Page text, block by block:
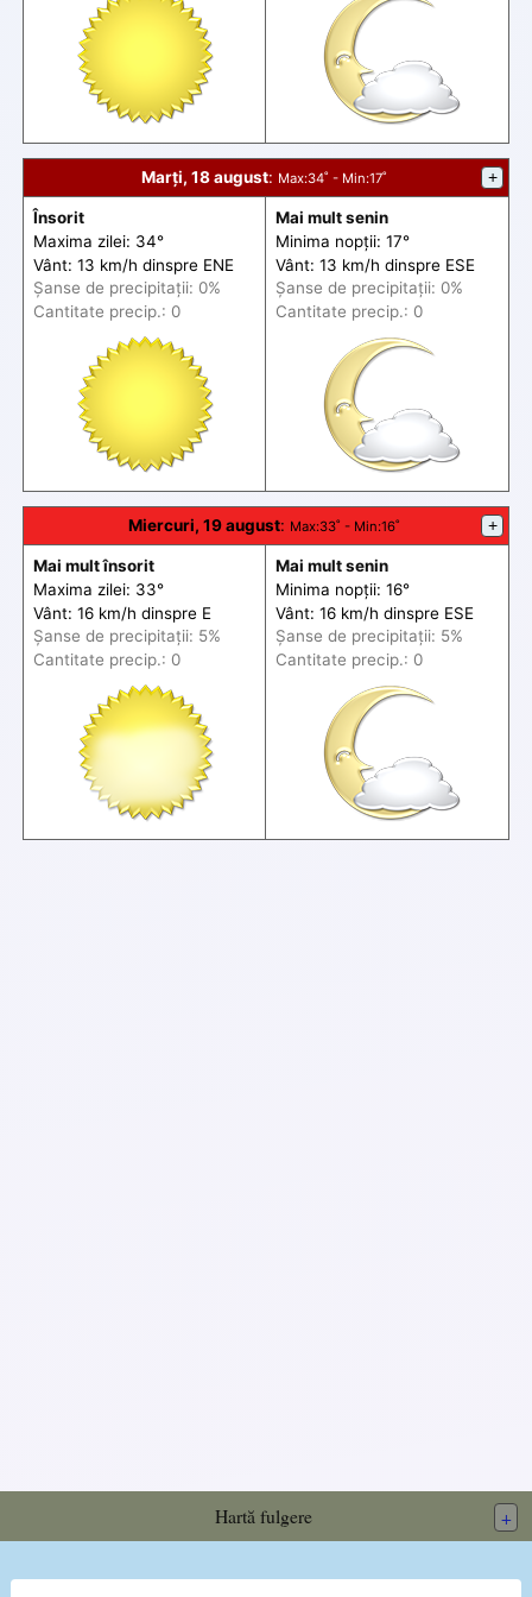
Marți, 18 august: Max:34˚ - Min:17˚ +
Însorit
Maxima zilei: 34°
Vânt: 13 km/h dinspre ENE
Șanse de precipitații: 0%
Cantitate precip.: 0
Mai mult senin
Minima nopții: 17°
Vânt: 13 km/h dinspre ESE
Șanse de precipitații: 0%
Cantitate precip.: 0
Miercuri, 19 august: Max:33˚ - Min:16˚ +
Mai mult însorit
Maxima zilei: 33°
Vânt: 16 km/h dinspre E
Șanse de precipitații: 5%
Cantitate precip.: 0
Mai mult senin
Minima nopții: 16°
Vânt: 16 km/h dinspre ESE
Șanse de precipitații: 5%
Cantitate precip.: 0
Hartă fulgere +